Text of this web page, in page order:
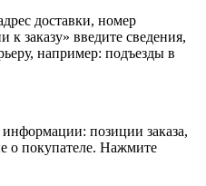
доставки, номер
заказу» введите сведения,
например: подъезды в
позиции заказа,
о покупателе. Нажмите